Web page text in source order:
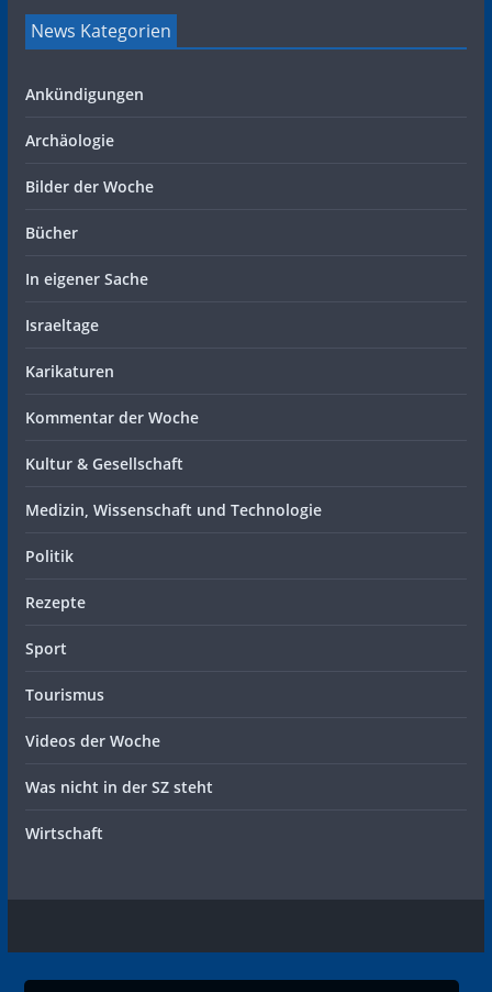
News Kategorien
Ankündigungen
Archäologie
Bilder der Woche
Bücher
In eigener Sache
Israeltage
Karikaturen
Kommentar der Woche
Kultur & Gesellschaft
Medizin, Wissenschaft und Technologie
Politik
Rezepte
Sport
Tourismus
Videos der Woche
Was nicht in der SZ steht
Wirtschaft